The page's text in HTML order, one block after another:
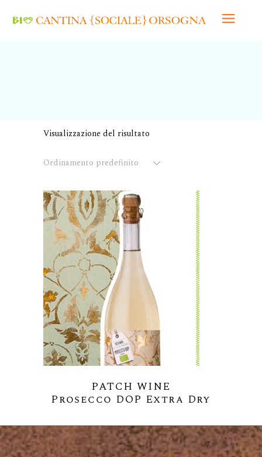
Visualizzazione del risultato
Ordinamento predefinito
PATCH WINE
Prosecco DOP Extra Dry